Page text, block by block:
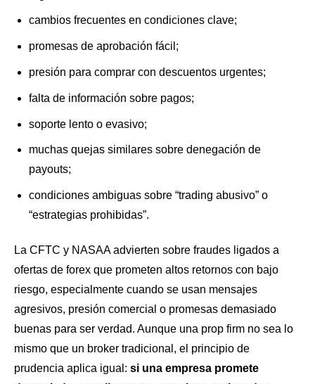
cambios frecuentes en condiciones clave;
promesas de aprobación fácil;
presión para comprar con descuentos urgentes;
falta de información sobre pagos;
soporte lento o evasivo;
muchas quejas similares sobre denegación de
payouts;
condiciones ambiguas sobre “trading abusivo” o
“estrategias prohibidas”.
La CFTC y NASAA advierten sobre fraudes ligados a
ofertas de forex que prometen altos retornos con bajo
riesgo, especialmente cuando se usan mensajes
agresivos, presión comercial o promesas demasiado
buenas para ser verdad. Aunque una prop firm no sea lo
mismo que un broker tradicional, el principio de
prudencia aplica igual: si una empresa promete